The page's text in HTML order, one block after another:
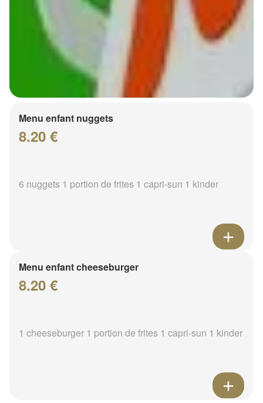
Menu enfant nuggets
8.20 €
6 nuggets 1 portion de frites 1 capri-sun 1 kinder
Menu enfant cheeseburger
8.20 €
1 cheeseburger 1 portion de frites 1 capri-sun 1 kinder